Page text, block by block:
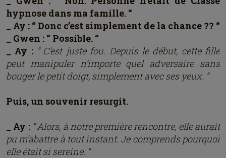
hypnose dans ma famille. “
_ Ay : “ Donc c’est simplement de la chance ?? “
_ Gwen : “ Possible. “
_ Ay : “ C’est juste fou. Depuis le début, cette fille
peut manipuler n’importe quel adversaire sans
bouger le petit doigt, simplement avec ses yeux. “
Puis, un souvenir resurgit.
_ Ay : “ Alors, à notre première rencontre, elle aurait
pu m’abattre à tout instant. Je comprends pourquoi
elle était si sereine. “